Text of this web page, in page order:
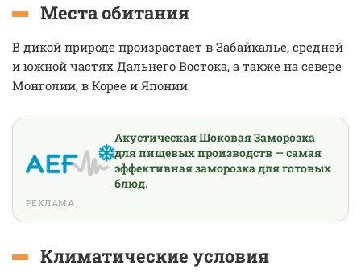
Места обитания
В дикой природе произрастает в Забайкалье, средней
и южной частях Дальнего Востока, а также на севере
Монголии, в Корее и Японии
Акустическая Шоковая Заморозка
для пищевых производств — самая
эффективная заморозка для готовых
блюд.
РЕКЛАМА
Климатические условия